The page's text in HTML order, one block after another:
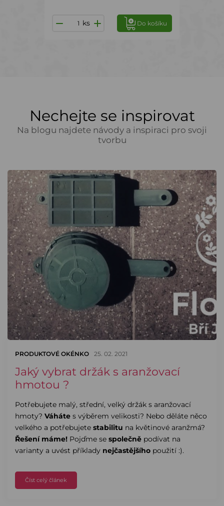
ks Do košíku
Nechejte se inspirovat
Na blogu najdete návody a inspiraci pro svoji
tvorbu
PRODUKTOVÉ OKÉNKO 25. 02. 2021
Jaký vybrat držák s aranžovací
hmotou ?
Potřebujete malý, střední, velký držák s aranžovací
hmoty? Váháte s výběrem velikosti? Nebo děláte něco
velkého a potřebujete stabilitu na květinové aranžmá?
Řešení máme! Pojďme se společně podívat na
varianty a uvést příklady nejčastějšího použití :).
Číst celý článek